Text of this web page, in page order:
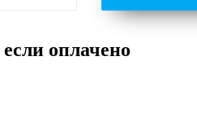
оплачено